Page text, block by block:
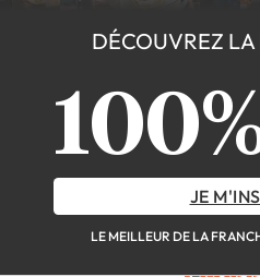
DÉCOUVREZ
JE
LE MEILLEUR DE LA